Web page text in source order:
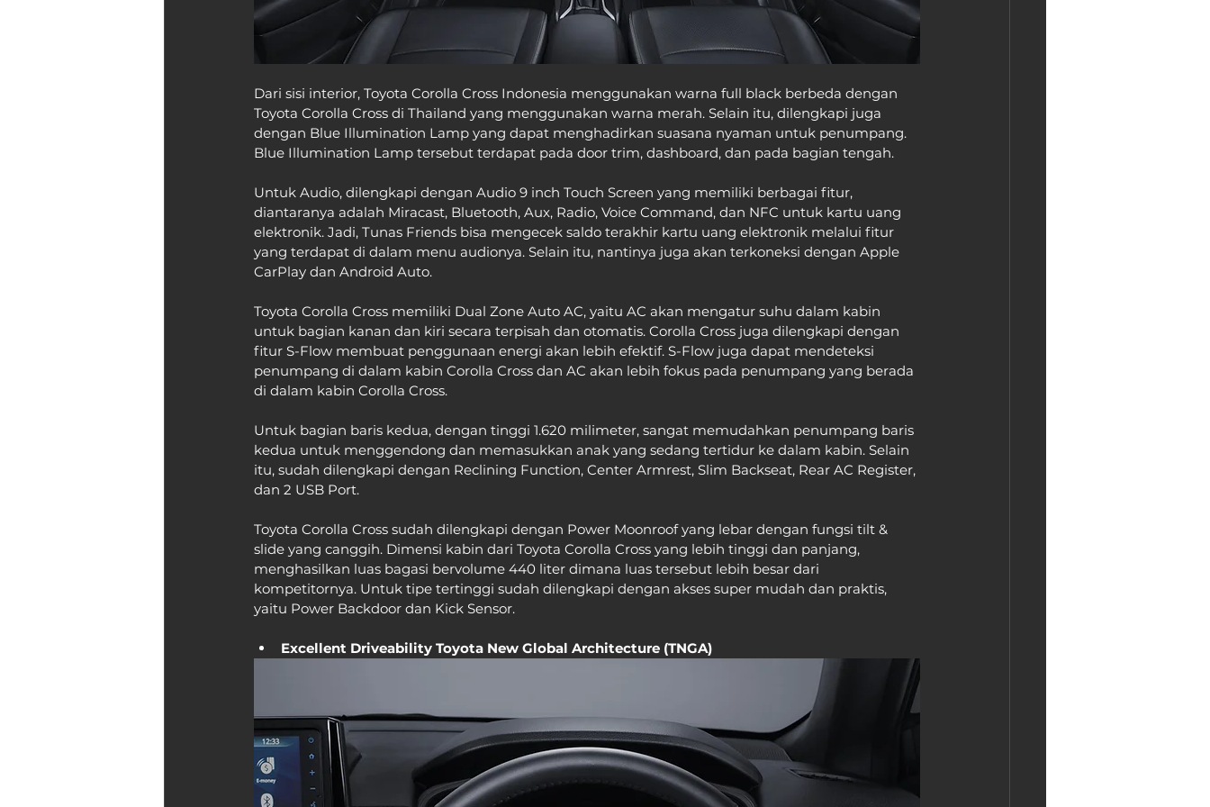
Dari sisi interior, Toyota Corolla Cross Indonesia menggunakan warna full black berbeda dengan
Toyota Corolla Cross di Thailand yang menggunakan warna merah. Selain itu, dilengkapi juga
dengan Blue Illumination Lamp yang dapat menghadirkan suasana nyaman untuk penumpang.
Blue Illumination Lamp tersebut terdapat pada door trim, dashboard, dan pada bagian tengah.
Untuk Audio, dilengkapi dengan Audio 9 inch Touch Screen yang memiliki berbagai fitur,
diantaranya adalah Miracast, Bluetooth, Aux, Radio, Voice Command, dan NFC untuk kartu uang
elektronik. Jadi, Tunas Friends bisa mengecek saldo terakhir kartu uang elektronik melalui fitur
yang terdapat di dalam menu audionya. Selain itu, nantinya juga akan terkoneksi dengan Apple
CarPlay dan Android Auto.
Toyota Corolla Cross memiliki Dual Zone Auto AC, yaitu AC akan mengatur suhu dalam kabin
untuk bagian kanan dan kiri secara terpisah dan otomatis. Corolla Cross juga dilengkapi dengan
fitur S-Flow membuat penggunaan energi akan lebih efektif. S-Flow juga dapat mendeteksi
penumpang di dalam kabin Corolla Cross dan AC akan lebih fokus pada penumpang yang berada
di dalam kabin Corolla Cross.
Untuk bagian baris kedua, dengan tinggi 1.620 milimeter, sangat memudahkan penumpang baris
kedua untuk menggendong dan memasukkan anak yang sedang tertidur ke dalam kabin. Selain
itu, sudah dilengkapi dengan Reclining Function, Center Armrest, Slim Backseat, Rear AC Register,
dan 2 USB Port.
Toyota Corolla Cross sudah dilengkapi dengan Power Moonroof yang lebar dengan fungsi tilt &
slide yang canggih. Dimensi kabin dari Toyota Corolla Cross yang lebih tinggi dan panjang,
menghasilkan luas bagasi bervolume 440 liter dimana luas tersebut lebih besar dari
kompetitornya. Untuk tipe tertinggi sudah dilengkapi dengan akses super mudah dan praktis,
yaitu Power Backdoor dan Kick Sensor.
Excellent Driveability Toyota New Global Architecture (TNGA)